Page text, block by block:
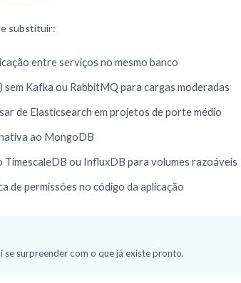
substituir:
entre serviços no mesmo banco
sem Kafka ou RabbitMQ para cargas moderadas
de Elasticsearch em projetos de porte médio
ao MongoDB
TimescaleDB ou InfluxDB para volumes razoáveis
de permissões no código da aplicação
se surpreender com o que já existe pronto.